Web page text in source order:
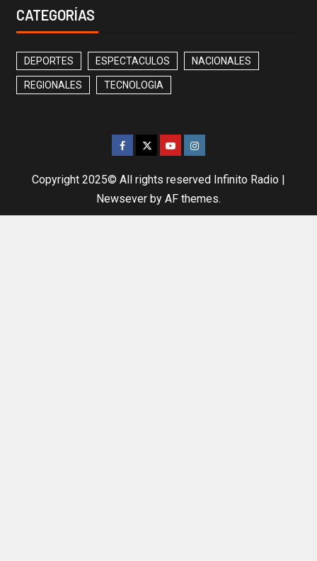
CATEGORÍAS
DEPORTES ESPECTACULOS NACIONALES
REGIONALES TECNOLOGIA
Copyright 2025© All rights reserved Infinito Radio |
Newsever by AF themes.